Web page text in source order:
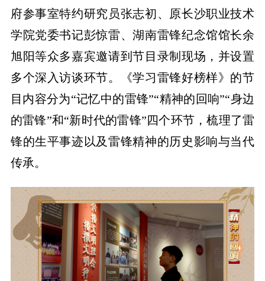
府参事室特约研究员张志初、原长沙职业技术
学院党委书记彭惊雷、湖南雷锋纪念馆馆长余
旭阳等众多嘉宾邀请到节目录制现场，并设置
多个深入访谈环节。《学习雷锋好榜样》的节
目内容分为“记忆中的雷锋”“精神的回响”“身边
的雷锋”和“新时代的雷锋”四个环节，梳理了雷
锋的生平事迹以及雷锋精神的历史影响与当代
传承。